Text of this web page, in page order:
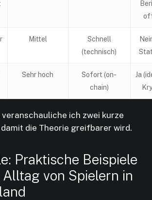
Mittel
Schnell
(technisch)
Sehr hoch
Sofort (on-
chain)
Ja
ich zwei kurze
die Theorie greifbarer wird.
Praktische Beispiele
Alltag von Spielern in